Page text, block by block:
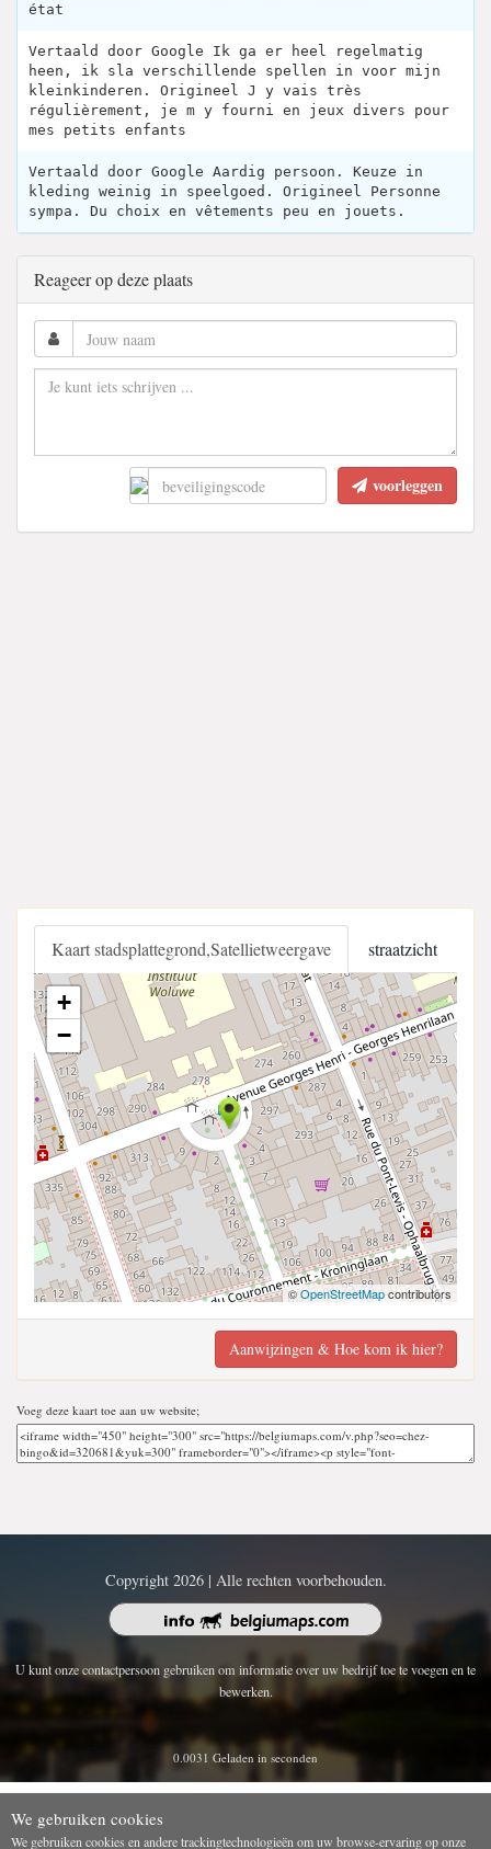
état
Vertaald door Google Ik ga er heel regelmatig
heen, ik sla verschillende spellen in voor mijn
kleinkinderen. Origineel J y vais très
régulièrement, je m y fourni en jeux divers pour
mes petits enfants
Vertaald door Google Aardig persoon. Keuze in
kleding weinig in speelgoed. Origineel Personne
sympa. Du choix en vêtements peu en jouets.
Reageer op deze plaats
voorleggen
Kaart stadsplattegrond,Satellietweergave straatzicht
+
−
©OpenStreetMapcontributors
Aanwijzingen & Hoe kom ik hier?
Voeg deze kaart toe aan uw website;
Copyright 2026 | Alle rechten voorbehouden.
U kunt onze contactpersoon gebruiken om informatie over uw bedrijf toe te voegen en te
bewerken.
0.0031 Geladen in seconden
We gebruiken cookies
We gebruiken cookies en andere trackingtechnologieën om uw browse-ervaring op onze